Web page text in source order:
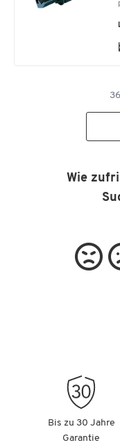
36
Wie
Bis zu 30 Jahre
Garantie